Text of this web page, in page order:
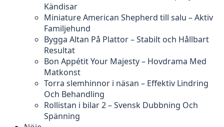
Kändisar
Miniature American Shepherd till salu – Aktiv
Familjehund
Bygga Altan På Plattor – Stabilt och Hållbart
Resultat
Bon Appétit Your Majesty – Hovdrama Med
Matkonst
Torra slemhinnor i näsan – Effektiv Lindring
Och Behandling
Rollistan i bilar 2 – Svensk Dubbning Och
Spänning